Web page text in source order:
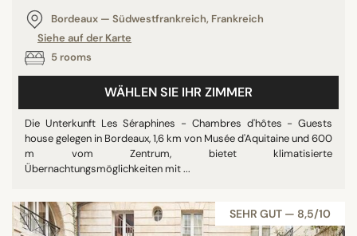
Bordeaux — Südwestfrankreich, Frankreich
Siehe auf der Karte
5 rooms
WÄHLEN SIE IHR ZIMMER
Die Unterkunft Les Séraphines - Chambres d'hôtes - Guests
house gelegen in Bordeaux, 1,6 km von Musée d'Aquitaine und 600
m vom Zentrum, bietet klimatisierte
Übernachtungsmöglichkeiten mit ...
SEHR GUT — 8,5/10